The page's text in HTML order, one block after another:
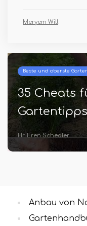
Meryem Will
Beste und oberste
35 Cheats
Hr. Eren Schedler
Anbau von